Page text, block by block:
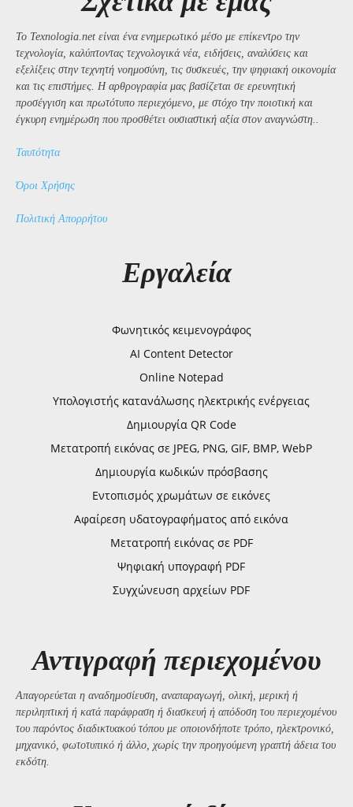
Το Texnologia.net είναι ένα ενημερωτικό μέσο με επίκεντρο την
τεχνολογία, καλύπτοντας τεχνολογικά νέα, ειδήσεις, αναλύσεις και
εξελίξεις στην τεχνητή νοημοσύνη, τις συσκευές, την ψηφιακή οικονομία
και τις επιστήμες. Η αρθρογραφία μας βασίζεται σε ερευνητική
προσέγγιση και πρωτότυπο περιεχόμενο, με στόχο την ποιοτική και
έγκυρη ενημέρωση που προσθέτει ουσιαστική αξία στον αναγνώστη..
Ταυτότητα
Όροι Χρήσης
Πολιτική Απορρήτου
Εργαλεία
Φωνητικός κειμενογράφος
AI Content Detector
Online Notepad
Υπολογιστής κατανάλωσης ηλεκτρικής ενέργειας
Δημιουργία QR Code
Μετατροπή εικόνας σε JPEG, PNG, GIF, BMP, WebP
Δημιουργία κωδικών πρόσβασης
Εντοπισμός χρωμάτων σε εικόνες
Αφαίρεση υδατογραφήματος από εικόνα
Μετατροπή εικόνας σε PDF
Ψηφιακή υπογραφή PDF
Συγχώνευση αρχείων PDF
Αντιγραφή περιεχομένου
Απαγορεύεται η αναδημοσίευση, αναπαραγωγή, ολική, μερική ή
περιληπτική ή κατά παράφραση ή διασκευή ή απόδοση του περιεχομένου
του παρόντος διαδικτυακού τόπου με οποιονδήποτε τρόπο, ηλεκτρονικό,
μηχανικό, φωτοτυπικό ή άλλο, χωρίς την προηγούμενη γραπτή άδεια του
εκδότη.